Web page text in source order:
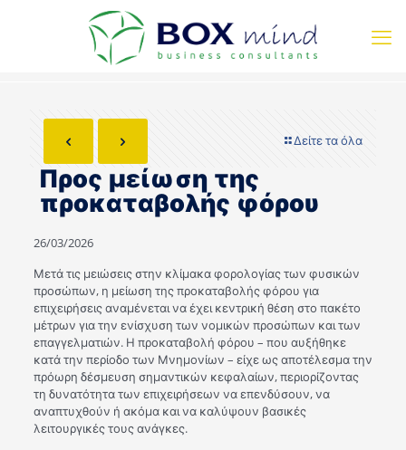
Δείτε τα όλα
Προς μείωση της
προκαταβολής φόρου
26/03/2026
Μετά τις μειώσεις στην κλίμακα φορολογίας των φυσικών
προσώπων, η μείωση της προκαταβολής φόρου για
επιχειρήσεις αναμένεται να έχει κεντρική θέση στο πακέτο
μέτρων για την ενίσχυση των νομικών προσώπων και των
επαγγελματιών. Η προκαταβολή φόρου – που αυξήθηκε
κατά την περίοδο των Μνημονίων – είχε ως αποτέλεσμα την
πρόωρη δέσμευση σημαντικών κεφαλαίων, περιορίζοντας
τη δυνατότητα των επιχειρήσεων να επενδύσουν, να
αναπτυχθούν ή ακόμα και να καλύψουν βασικές
λειτουργικές τους ανάγκες.